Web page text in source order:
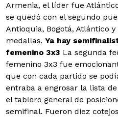
Armenia, el líder fue
se quedó con el segundo
Antioquia, Bogotá, Atlántico
medallas. Ya hay
femenino 3x3 La segunda
femenino 3x3 fue
que con cada partido se
entraba a engrosar la lista
el tablero general de
semifinal. Fueron diez